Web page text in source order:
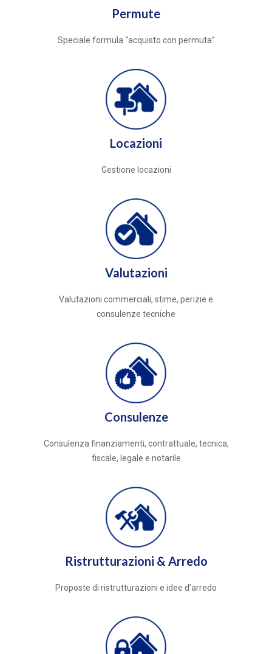
Permute
Speciale formula “acquisto con permuta”
Locazioni
Gestione locazioni
Valutazioni
Valutazioni commerciali, stime, perizie e
consulenze tecniche
Consulenze
Consulenza finanziamenti, contrattuale, tecnica,
fiscale, legale e notarile
Ristrutturazioni & Arredo
Proposte di ristrutturazioni e idee d’arredo